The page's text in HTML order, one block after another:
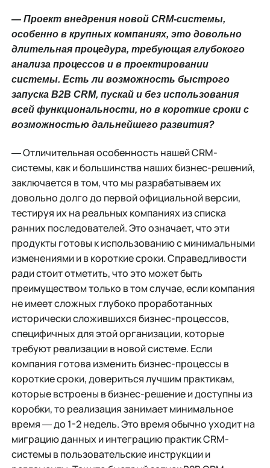
― Проект внедрения новой CRM-системы,
особенно в крупных компаниях, это довольно
длительная процедура, требующая глубокого
анализа процессов и в проектировании
системы. Есть ли возможность быстрого
запуска B2B CRM, пускай и без использования
всей функциональности, но в короткие сроки с
возможностью дальнейшего развития?
― Отличительная особенность нашей CRM-
системы, как и большинства наших бизнес-решений,
заключается в том, что мы разрабатываем их
довольно долго до первой официальной версии,
тестируя их на реальных компаниях из списка
ранних последователей. Это означает, что эти
продукты готовы к использованию с минимальными
изменениями и в короткие сроки. Справедливости
ради стоит отметить, что это может быть
преимуществом только в том случае, если компания
не имеет сложных глубоко проработанных
исторически сложившихся бизнес-процессов,
специфичных для этой организации, которые
требуют реализации в новой системе. Если
компания готова изменить бизнес-процессы в
короткие сроки, довериться лучшим практикам,
которые встроены в бизнес-решение и доступны из
коробки, то реализация занимает минимальное
время ― до 1-2 недель. Это время обычно уходит на
миграцию данных и интеграцию практик CRM-
системы в пользовательские инструкции и